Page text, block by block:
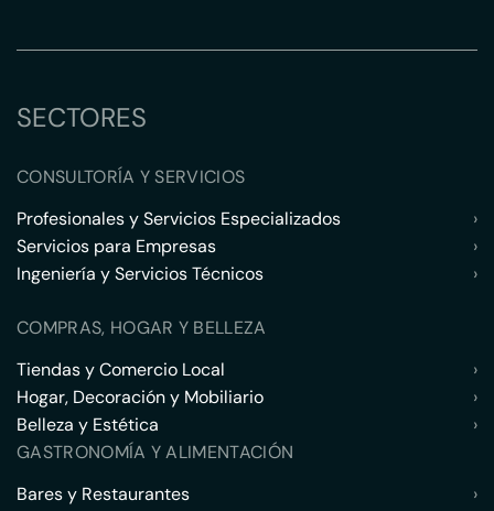
SECTORES
CONSULTORÍA Y SERVICIOS
Profesionales y Servicios Especializados
›
Servicios para Empresas
›
Ingeniería y Servicios Técnicos
›
COMPRAS, HOGAR Y BELLEZA
Tiendas y Comercio Local
›
Hogar, Decoración y Mobiliario
›
Belleza y Estética
›
GASTRONOMÍA Y ALIMENTACIÓN
Bares y Restaurantes
›